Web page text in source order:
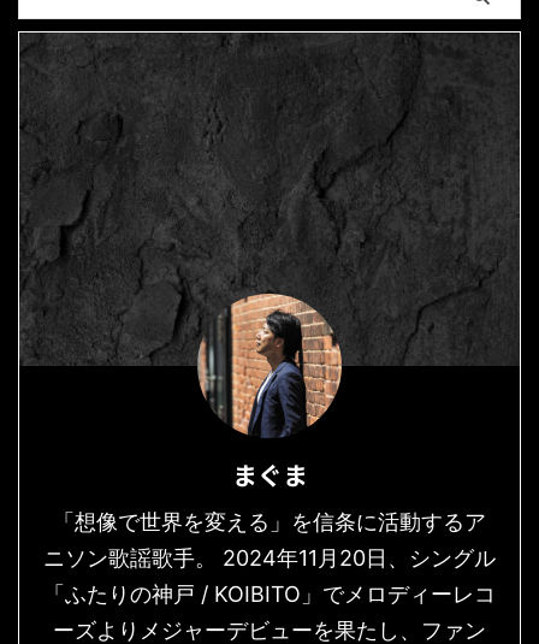
まぐま
「想像で世界を変える」を信条に活動するア
ニソン歌謡歌手。 2024年11月20日、シングル
「ふたりの神戸 / KOIBITO」でメロディーレコ
ーズよりメジャーデビューを果たし、ファン